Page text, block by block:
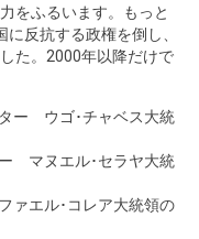
をふるいます。もっと
反抗する政権を倒し、
た。2000年以降だけで
ー ウゴ･チャベス大統
マヌエル･セラヤ大統
ァエル･コレア大統領の